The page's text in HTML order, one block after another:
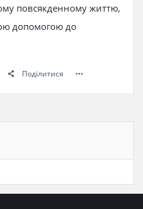
повсякденному життю,
допомогою до
Поділитися